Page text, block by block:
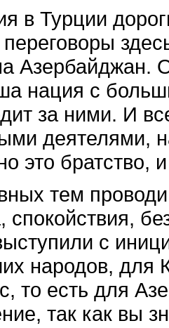
в Турции
Азербайд­жан.
на­ция с
за ними. И
деятелями,
это братство,
тем
спокойствия,
с
народов, для
то есть для
так как вы